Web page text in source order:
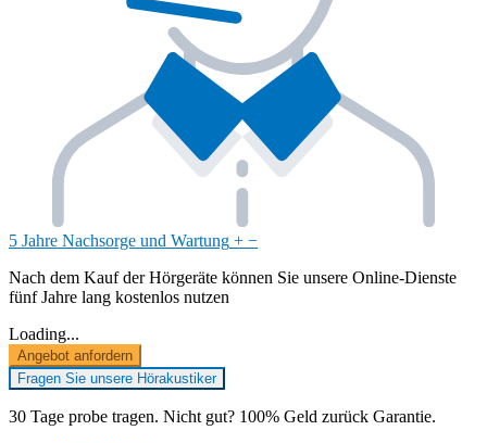
5 Jahre Nachsorge und Wartung + −
Nach dem Kauf der Hörgeräte können Sie unsere Online-Dienste
fünf Jahre lang kostenlos nutzen
Loading...
Angebot anfordern
Fragen Sie unsere Hörakustiker
30 Tage probe tragen. Nicht gut? 100% Geld zurück Garantie.